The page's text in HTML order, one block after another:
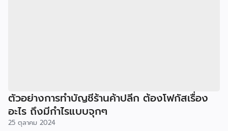
ตัวอย่างการทำบัญชีร้านค้าปลีก ต้องโฟกัสเรื่อง
อะไร ถึงมีกำไรแบบจุกๆ
25 ตุลาคม 2024